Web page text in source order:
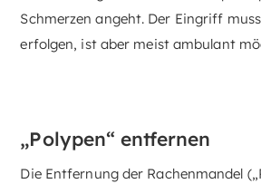
Schmerzen angeht. Der Eingriff
erfolgen, ist aber meist ambulant
„Polypen“ entfernen
Die Entfernung der Rachenmandel